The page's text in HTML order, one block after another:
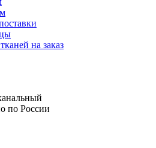
на заказ
по России